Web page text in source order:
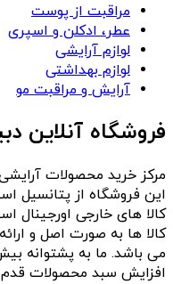
مراقبت از پوست
عطر، ادکلن و اسپری
لوازم آرایشی
لوازم بهداشتی
آرایش و مراقبت مو
فروشگاه آنلاین
مرکز خرید محصولات
این فروشگاه از پتانسیل
کالا های خارجی اورجینال
کالا ها به صورت اصل و
افزایش سبد محصولات قدم